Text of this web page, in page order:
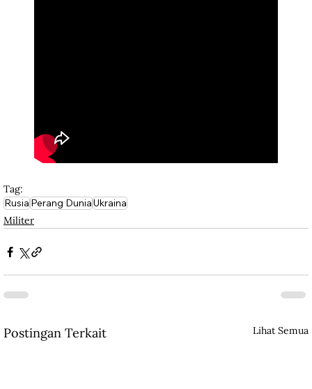
Tag:
RusiaPerang DuniaUkraina
Militer
Postingan Terkait Lihat Semua